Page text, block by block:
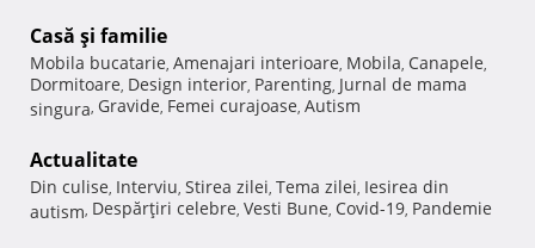
Casă şi familie
Mobila bucatarie, Amenajari interioare, Mobila, Canapele,
Dormitoare, Design interior, Parenting, Jurnal de mama
singura, Gravide, Femei curajoase, Autism
Actualitate
Din culise, Interviu, Stirea zilei, Tema zilei, Iesirea din
autism, Despărţiri celebre, Vesti Bune, Covid-19, Pandemie